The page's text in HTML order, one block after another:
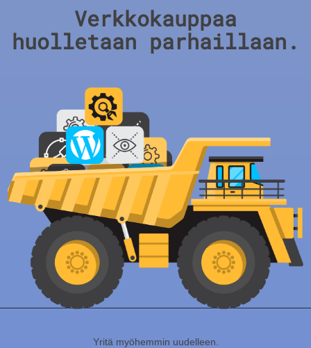
Verkkokauppaa
huolletaan parhaillaan.
Yritä myöhemmin uudelleen.